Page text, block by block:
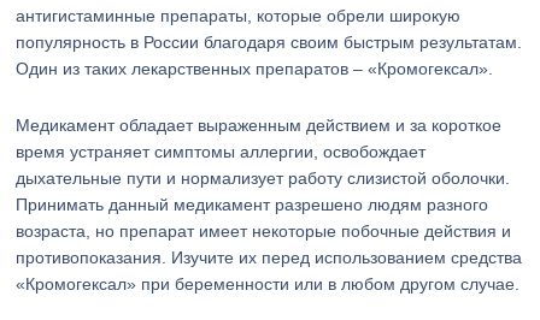
антигистаминные препараты, которые обрели широкую
популярность в России благодаря своим быстрым результатам.
Один из таких лекарственных препаратов – «Кромогексал».
Медикамент обладает выраженным действием и за короткое
время устраняет симптомы аллергии, освобождает
дыхательные пути и нормализует работу слизистой оболочки.
Принимать данный медикамент разрешено людям разного
возраста, но препарат имеет некоторые побочные действия и
противопоказания. Изучите их перед использованием средства
«Кромогексал» при беременности или в любом другом случае.